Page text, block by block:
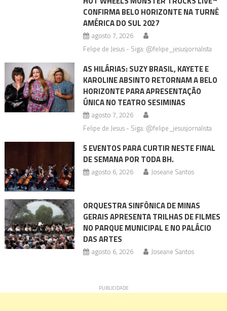
CONFIRMA BELO HORIZONTE NA TURNÊ
AMÉRICA DO SUL 2027
agosto 7, 2026
Felipe de Jesus - Siga: @felipe_jesusjornalista
AS HILÁRIAS: SUZY BRASIL, KAYETE E
KAROLINE ABSINTO RETORNAM A BELO
HORIZONTE PARA APRESENTAÇÃO
ÚNICA NO TEATRO SESIMINAS
agosto 7, 2026
Felipe de Jesus - Siga: @felipe_jesusjornalista
5 EVENTOS PARA CURTIR NESTE FINAL
DE SEMANA POR TODA BH.
agosto 6, 2026 Joseane Santos
ORQUESTRA SINFÔNICA DE MINAS
GERAIS APRESENTA TRILHAS DE FILMES
NO PARQUE MUNICIPAL E NO PALÁCIO
DAS ARTES
agosto 6, 2026 Joseane Santos